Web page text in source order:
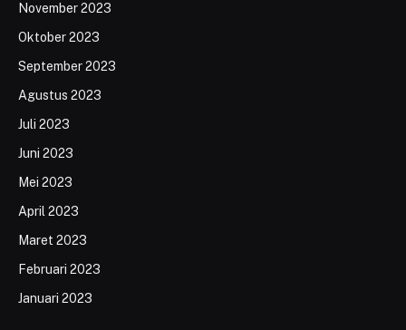
November 2023
Oktober 2023
September 2023
Agustus 2023
Juli 2023
Juni 2023
Mei 2023
April 2023
Maret 2023
Februari 2023
Januari 2023